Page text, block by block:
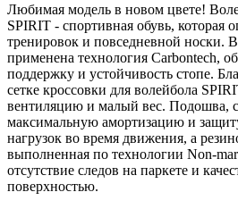
Любимая модель в новом цвете!
SPIRIT - спортивная обувь, которая
тренировок и повседневной носки.
применена технология Carbontech,
поддержку и устойчивость стопе.
сетке кроссовки для волейбола
вентиляцию и малый вес. Подошва,
максимальную амортизацию и
нагрузок во время движения, а
выполненная по технологии Non-
отсутствие следов на паркете и
поверхностью.